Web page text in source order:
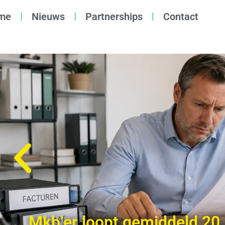
Nieuws Partnerships Contact